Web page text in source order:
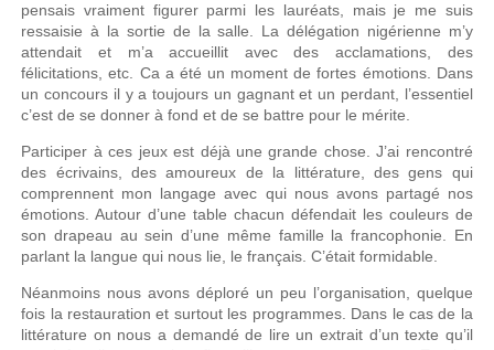
pensais vraiment figurer parmi les lauréats, mais je me suis
ressaisie à la sortie de la salle. La délégation nigérienne m’y
attendait et m’a accueillit avec des acclamations, des
félicitations, etc. Ca a été un moment de fortes émotions. Dans
un concours il y a toujours un gagnant et un perdant, l’essentiel
c’est de se donner à fond et de se battre pour le mérite.
Participer à ces jeux est déjà une grande chose. J’ai rencontré
des écrivains, des amoureux de la littérature, des gens qui
comprennent mon langage avec qui nous avons partagé nos
émotions. Autour d’une table chacun défendait les couleurs de
son drapeau au sein d’une même famille la francophonie. En
parlant la langue qui nous lie, le français. C’était formidable.
Néanmoins nous avons déploré un peu l’organisation, quelque
fois la restauration et surtout les programmes. Dans le cas de la
littérature on nous a demandé de lire un extrait d’un texte qu’il